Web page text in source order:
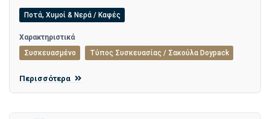
Ποτά, Χυμοί & Νερά / Καφές
Χαρακτηριστικά
Συσκευασμένο
Τύπος Συσκευασίας / Σακούλα Doypack
Περισσότερα